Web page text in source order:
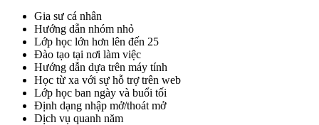
Gia sư cá nhân
Hướng dẫn nhóm nhỏ
Lớp học lớn hơn lên đến 25
Đào tạo tại nơi làm việc
Hướng dẫn dựa trên máy tính
Học từ xa với sự hỗ trợ trên web
Lớp học ban ngày và buổi tối
Định dạng nhập mở/thoát mở
Dịch vụ quanh năm